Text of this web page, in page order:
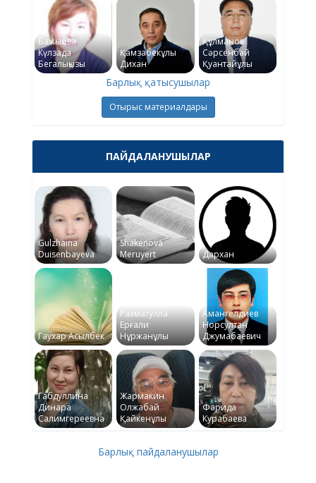
Бажықова
Күлзада
Бегалықызы
Қамзабекұлы
Дихан
Құлманов
Сәрсенбай
Қуантайұлы
Барлық қатысушылар
Отырыс материалдары
ПАЙДАЛАНУШЫЛАР
Gulzhaina
Duisenbayeva
Shakenova
Meruyert
Дархан
Гаухар Асылбек
Рахматулла
Ерғали
Нұржанұлы
Амангелдиев
Норсултан
Джумабаевич
Габдуллина
Динара
Салимгереевна
Жармакин
Олжабай
Қайкенұлы
Фарида
Курабаева
Барлық пайдаланушылар